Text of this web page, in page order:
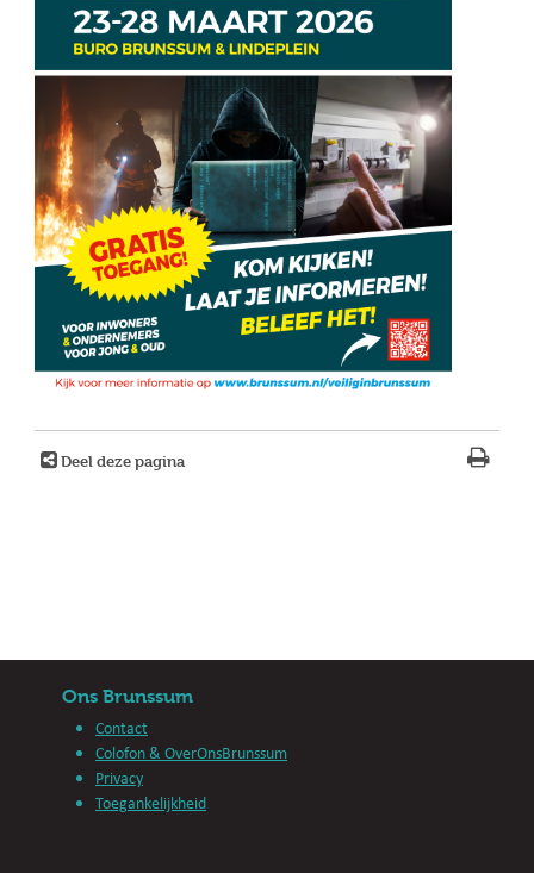
Deel deze pagina
Ons Brunssum
Contact
Colofon & OverOnsBrunssum
Privacy
Toegankelijkheid